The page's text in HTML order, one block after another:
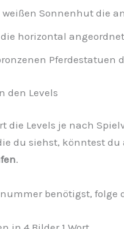
Sonnenhut die
horizontal
Pferdestatuen
den Levels
die Levels je nach
du siehst, könntest du
.
benötigst, folge